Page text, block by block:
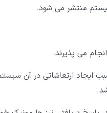
منتشر می شود.
می پذیرند.
ایجاد ارتعاشاتی در آن